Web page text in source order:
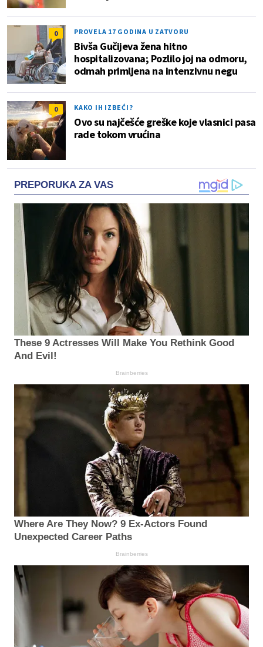
0 PROVELA 17 GODINA U ZATVORU
Bivša Gučijeva žena hitno
hospitalizovana; Pozlilo joj na odmoru,
odmah primljena na intenzivnu negu
0 KAKO IH IZBEĆI?
Ovo su najčešće greške koje vlasnici pasa
rade tokom vrućina
PREPORUKA ZA VAS
These 9 Actresses Will Make You Rethink Good
And Evil!
Brainberries
Where Are They Now? 9 Ex-Actors Found
Unexpected Career Paths
Brainberries